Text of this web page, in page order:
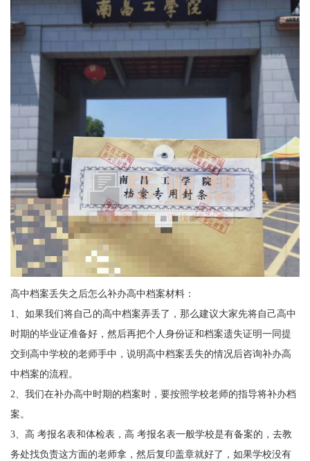
高中档案丢失之后怎么补办高中档案材料：
1
、如果我们将自己的高中档案弄丢了，那么建议大家先将自己高中
时期的毕业证准备好，然后再把个人身份证和档案遗失证明一同提
交到高中学校的老师手中，说明高中档案丢失的情况后咨询补办高
中档案的流程。
2 、我们在补办高中时期的档案时，要按照学校老师的指导将补办档
案。
3、高 考报名表和体检表，高 考报名表一般学校是有备案的，去教
务处找负责这方面的老师拿，然后复印盖章就好了，如果学校没有